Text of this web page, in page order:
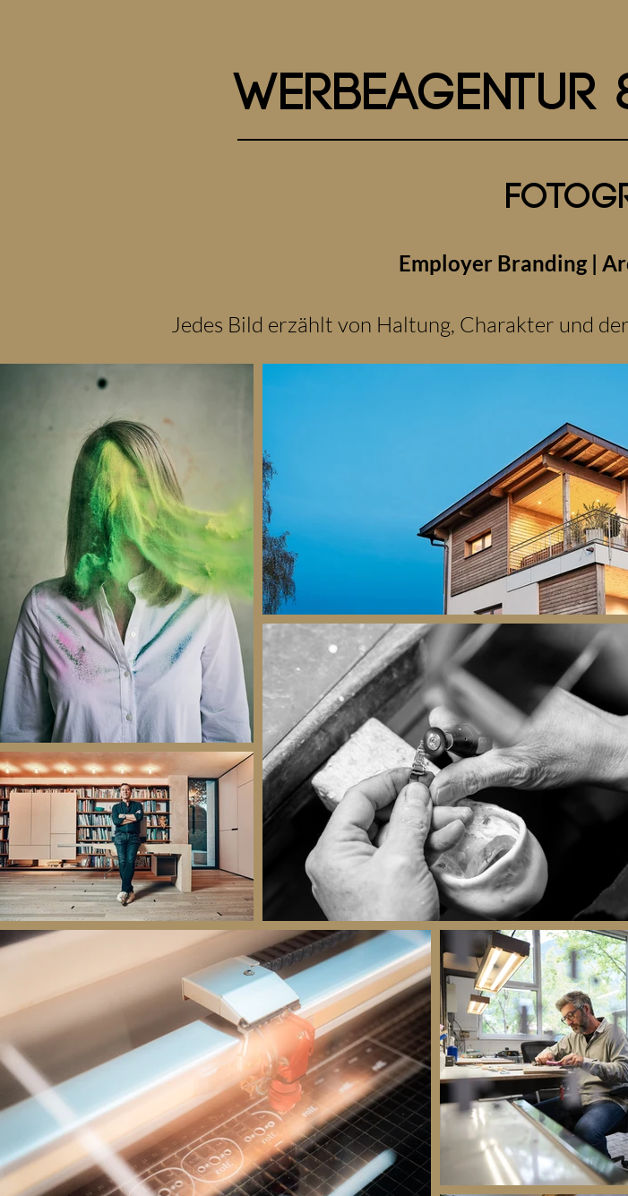
Employer Branding |
Jedes Bild erzählt von Haltung, Charakter und